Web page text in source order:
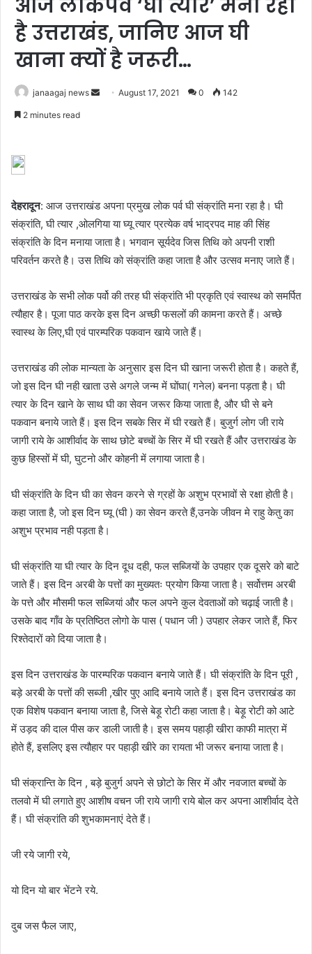
आज लोकपर्व ‘घी त्यार’ मना रहा
है उत्तराखंड, जानिए आज घी
खाना क्यों है जरूरी…
janaagaj news
SendAugust 17, 2021 0 142
2 minutes read
देहरादून: आज उत्तराखंड अपना प्रमुख लोक पर्व घी संक्रांति मना रहा है। घी
संक्रांति, घी त्यार ,ओलगिया या घ्यू त्यार प्रत्येक वर्ष भाद्रपद माह की सिंह
संक्रांति के दिन मनाया जाता है। भगवान सूर्यदेव जिस तिथि को अपनी राशी
परिवर्तन करते है। उस तिथि को संक्रांति कहा जाता है और उत्सव मनाए जाते हैं।
उत्तराखंड के सभी लोक पर्वो की तरह घी संक्रांति भी प्रकृति एवं स्वास्थ को समर्पित
त्यौहार है। पूजा पाठ करके इस दिन अच्छी फसलों की कामना करते हैं। अच्छे
स्वास्थ के लिए,घी एवं पारम्परिक पकवान खाये जाते हैं।
उत्तराखंड की लोक मान्यता के अनुसार इस दिन घी खाना जरूरी होता है। कहते हैं,
जो इस दिन घी नही खाता उसे अगले जन्म में घोंघा( गनेल) बनना पड़ता है। घी
त्यार के दिन खाने के साथ घी का सेवन जरूर किया जाता है, और घी से बने
पकवान बनाये जाते हैं। इस दिन सबके सिर में घी रखते हैं। बुजुर्ग लोग जी राये
जागी राये के आशीर्वाद के साथ छोटे बच्चों के सिर में घी रखते हैं और उत्तराखंड के
कुछ हिस्सों में घी, घुटनो और कोहनी में लगाया जाता है।
घी संक्रांति के दिन घी का सेवन करने से ग्रहों के अशुभ प्रभावों से रक्षा होती है।
कहा जाता है, जो इस दिन घ्यू (घी ) का सेवन करते हैं,उनके जीवन मे राहु केतु का
अशुभ प्रभाव नही पड़ता है।
घी संक्रांति या घी त्यार के दिन दूध दही, फल सब्जियों के उपहार एक दूसरे को बाटे
जाते हैं। इस दिन अरबी के पत्तों का मुख्यतः प्रयोग किया जाता है। सर्वोत्तम अरबी
के पत्ते और मौसमी फल सब्जियां और फल अपने कुल देवताओं को चढ़ाई जाती है।
उसके बाद गाँव के प्रतिष्ठित लोगो के पास ( पधान जी ) उपहार लेकर जाते हैं, फिर
रिश्तेदारों को दिया जाता है।
इस दिन उत्तराखंड के पारम्परिक पकवान बनाये जाते हैं। घी संक्रांति के दिन पूरी ,
बड़े अरबी के पत्तों की सब्जी ,खीर पुए आदि बनाये जाते हैं। इस दिन उत्तराखंड का
एक विशेष पकवान बनाया जाता है, जिसे बेड़ू रोटी कहा जाता है। बेड़ू रोटी को आटे
में उड़द की दाल पीस कर डाली जाती है। इस समय पहाड़ी खीरा काफी मात्रा में
होते हैं, इसलिए इस त्यौहार पर पहाड़ी खीरे का रायता भी जरूर बनाया जाता है।
घी संक्रान्ति के दिन , बड़े बुजुर्ग अपने से छोटो के सिर में और नवजात बच्चों के
तलवो में घी लगाते हुए आशीष वचन जी राये जागी राये बोल कर अपना आशीर्वाद देते
हैं। घी संक्रांति की शुभकामनाएं देते हैं।
जी रये जागी रये,
यो दिन यो बार भेंटने रये.
दुब जस फैल जाए,